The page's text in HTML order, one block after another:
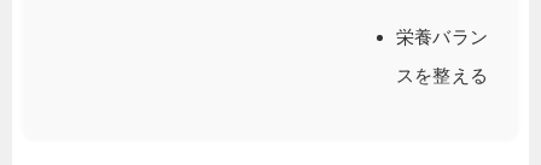
栄養バラン
スを整える